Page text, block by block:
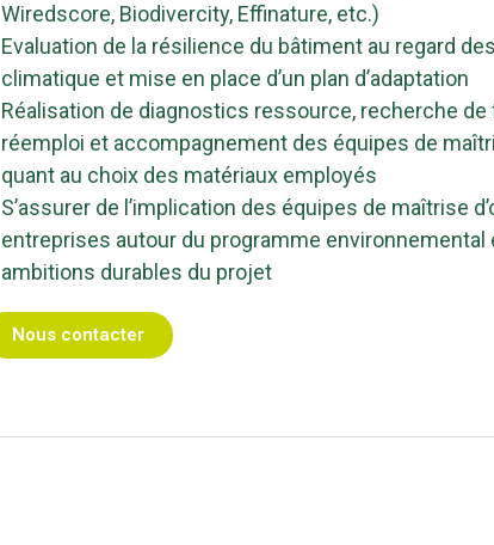
Wiredscore, Biodivercity, Effinature, etc.)
Evaluation de la résilience du bâtiment au regard
climatique et mise en place d’un plan d’adaptation
Réalisation de diagnostics ressource, recherche de
réemploi et accompagnement des équipes de
quant au choix des matériaux employés
S’assurer de l’implication des équipes de maîtrise
entreprises autour du programme environnemental
ambitions durables du projet
Nous contacter